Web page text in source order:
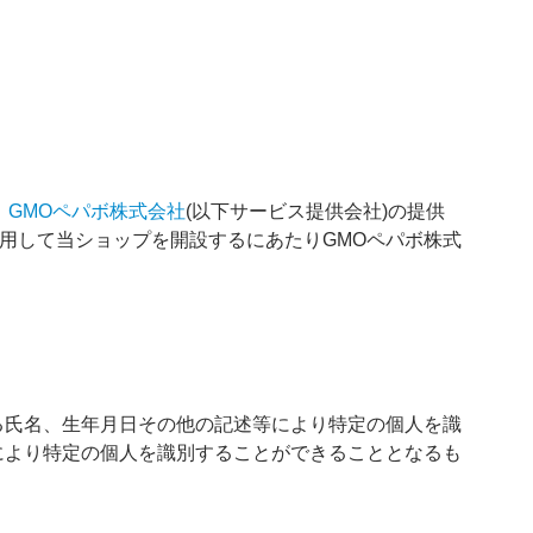
GMOペパボ株式会社(以下サービス提供会社)の提供
して当ショップを開設するにあたりGMOペパボ株式
名、生年月日その他の記述等により特定の個人を識
り特定の個人を識別することができることとなるも